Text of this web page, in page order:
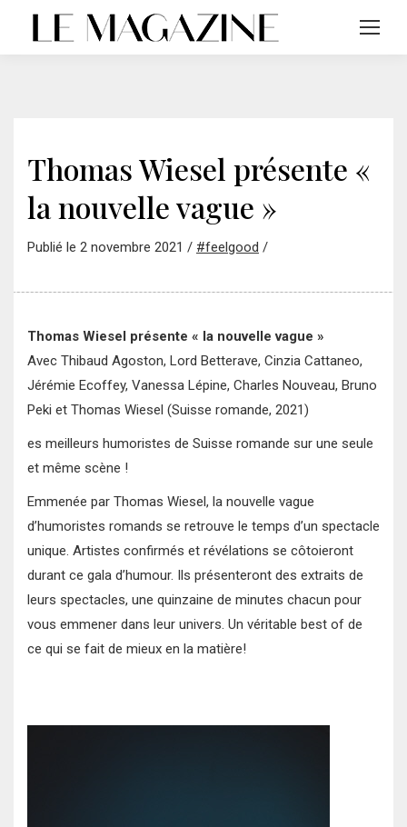
Thomas Wiesel présente «
la nouvelle vague »
Publié le 2 novembre 2021 / #feelgood /
Thomas Wiesel présente « la nouvelle vague »
Avec Thibaud Agoston, Lord Betterave, Cinzia Cattaneo,
Jérémie Ecoffey, Vanessa Lépine, Charles Nouveau, Bruno
Peki et Thomas Wiesel (Suisse romande, 2021)
es meilleurs humoristes de Suisse romande sur une seule
et même scène !
Emmenée par Thomas Wiesel, la nouvelle vague
d’humoristes romands se retrouve le temps d’un spectacle
unique. Artistes confirmés et révélations se côtoieront
durant ce gala d’humour. Ils présenteront des extraits de
leurs spectacles, une quinzaine de minutes chacun pour
vous emmener dans leur univers. Un véritable best of de
ce qui se fait de mieux en la matière!